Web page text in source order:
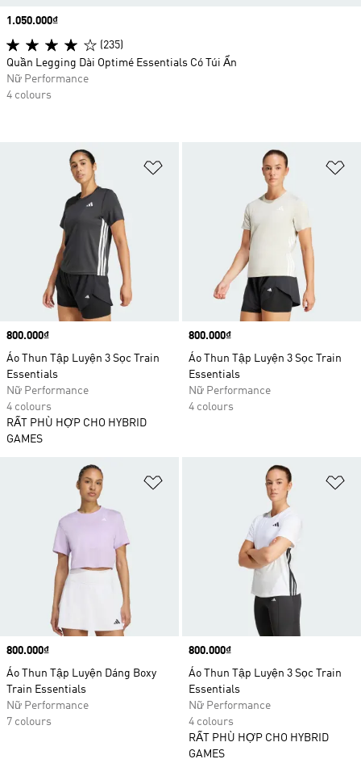
Price
800.000₫
Áo Thun Tập Luyện 3 Sọc Train
Essentials
Nữ Performance
4 colours
RẤT PHÙ HỢP CHO HYBRID
GAMES
Price
800.000₫
Áo Thun Tập Luyện 3 Sọc Train
Essentials
Nữ Performance
4 colours
Price
800.000₫
Áo Thun Tập Luyện Dáng Boxy
Train Essentials
Nữ Performance
7 colours
Price
800.000₫
Áo Thun Tập Luyện 3 Sọc Train
Essentials
Nữ Performance
4 colours
RẤT PHÙ HỢP CHO HYBRID
GAMES
Price
1.050.000₫
(235)
Quần Legging Dài Optimé Essentials Có Túi Ẩn
Nữ Performance
4 colours